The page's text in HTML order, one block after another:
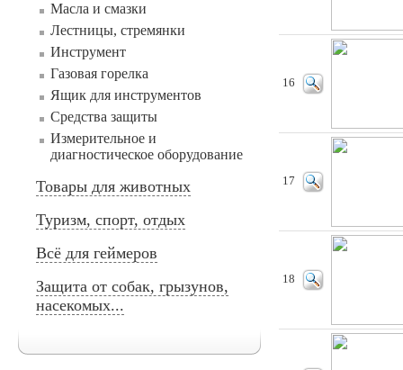
Масла и смазки
Лестницы, стремянки
Инструмент
Газовая горелка
Ящик для инструментов
Средства защиты
Измерительное и
диагностическое оборудование
Товары для животных
Туризм, спорт, отдых
Всё для геймеров
Защита от собак, грызунов,
насекомых...
16
17
18